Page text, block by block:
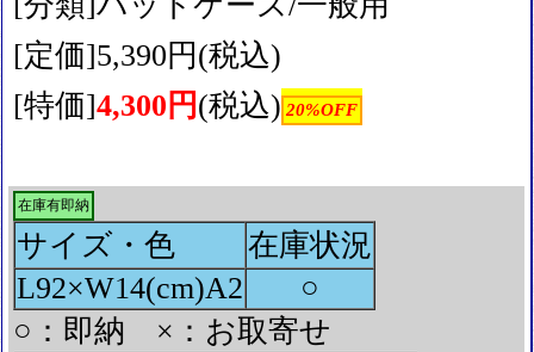
[定価]5,390円(税込)
[特価]4,300円 (税込) 20%OFF
在庫有即納
サイズ・色
在庫状況
L92×W14(cm)A2
○
○：即納 ×：お取寄せ